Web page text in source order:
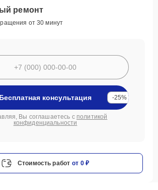
ремонт
от 30 минут
Бесплатная консультация -25%
Вы соглашаетесь с политикой
конфиденциальности
Стоимость работ от 0 ₽